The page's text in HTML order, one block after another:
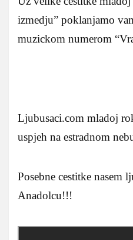
izmedju” poklanjamo
muzickom numerom
Ljubusaci.com mladoj
uspjeh na estradnom
Posebne cestitke nasem
Anadolcu!!!